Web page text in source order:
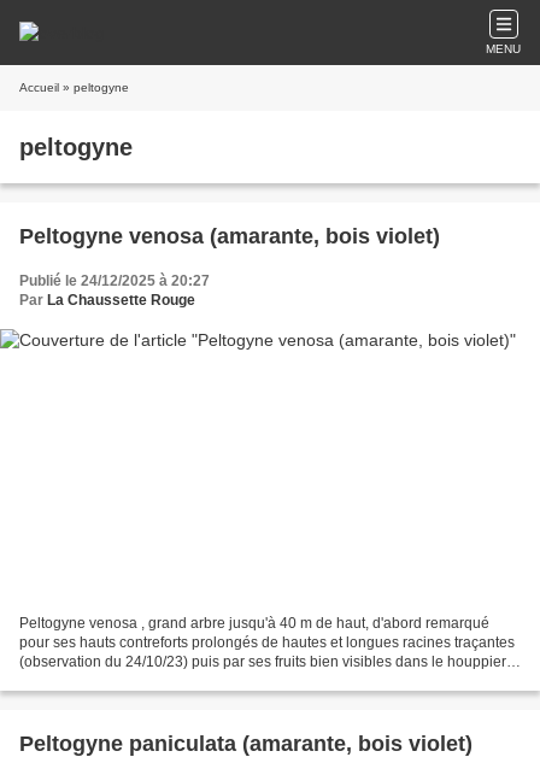
MENU
Accueil » peltogyne
peltogyne
Peltogyne venosa (amarante, bois violet)
Publié le 24/12/2025 à 20:27
Par La Chaussette Rouge
Peltogyne venosa , grand arbre jusqu'à 40 m de haut, d'abord remarqué
pour ses hauts contreforts prolongés de hautes et longues racines traçantes
(observation du 24/10/23) puis par ses fruits bien visibles dans le houppier
Peltogyne paniculata (amarante, bois violet)